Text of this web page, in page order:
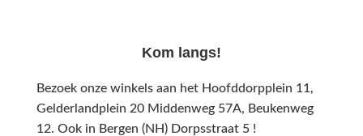
Kom langs!
Bezoek onze winkels aan het Hoofddorpplein 11,
Gelderlandplein 20 Middenweg 57A, Beukenweg
12. Ook in Bergen (NH) Dorpsstraat 5 !